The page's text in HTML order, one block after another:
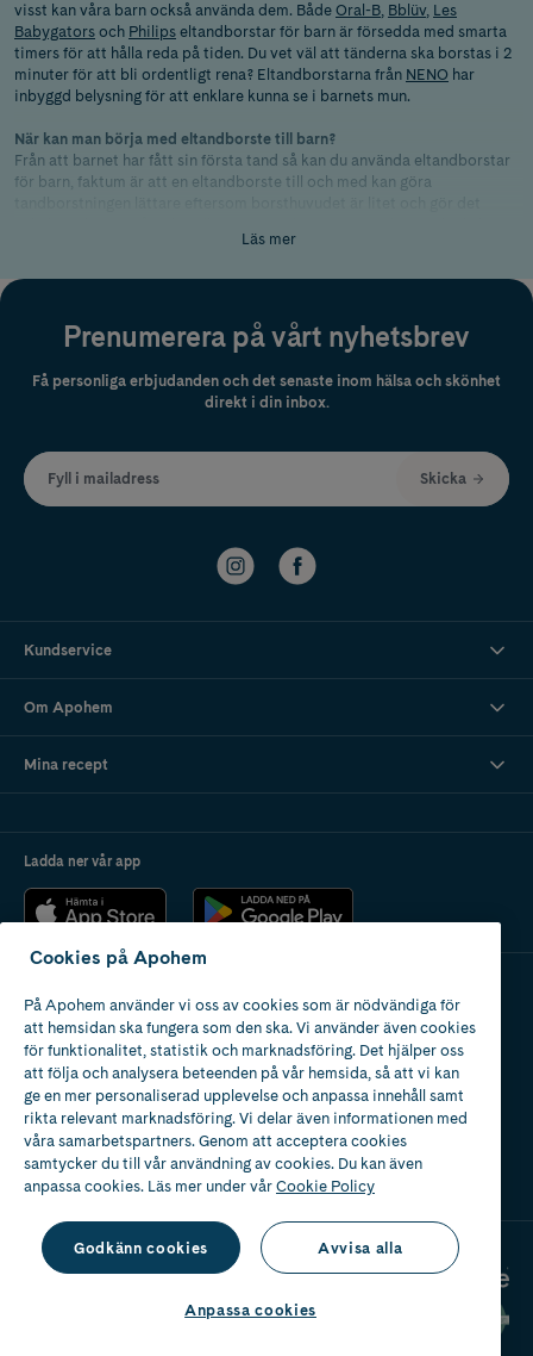
visst kan våra barn också använda dem. Både Oral-B, Bblüv, Les
Babygators och Philips eltandborstar för barn är försedda med smarta
timers för att hålla reda på tiden. Du vet väl att tänderna ska borstas i 2
minuter för att bli ordentligt rena? Eltandborstarna från NENO har
inbyggd belysning för att enklare kunna se i barnets mun.
När kan man börja med eltandborste till barn?
Från att barnet har fått sin första tand så kan du använda eltandborstar
för barn, faktum är att en eltandborste till och med kan göra
mer plack och beläggningar än en vanlig tandborste. Men glöm inte att
En eltandborste innehåller små delar och vissa har därför valt att sätta
Läs mer
Prenumerera på vårt nyhetsbrev
Få personliga erbjudanden och det senaste inom hälsa och skönhet
direkt i din inbox.
Fyll i mailadress Skicka
Kundservice
Om Apohem
Mina recept
Ladda ner vår app
Apotek med tillstånd
av Läkemedelsverket
Cookies på Apohem
På Apohem använder vi oss av cookies som är nödvändiga för
att hemsidan ska fungera som den ska. Vi använder även cookies
för funktionalitet, statistik och marknadsföring. Det hjälper oss
att följa och analysera beteenden på vår hemsida, så att vi kan
ge en mer personaliserad upplevelse och anpassa innehåll samt
rikta relevant marknadsföring. Vi delar även informationen med
våra samarbetspartners. Genom att acceptera cookies
samtycker du till vår användning av cookies. Du kan även
anpassa cookies. Läs mer under vårCookie Policy
Godkänn cookies Avvisa alla
Anpassa cookies